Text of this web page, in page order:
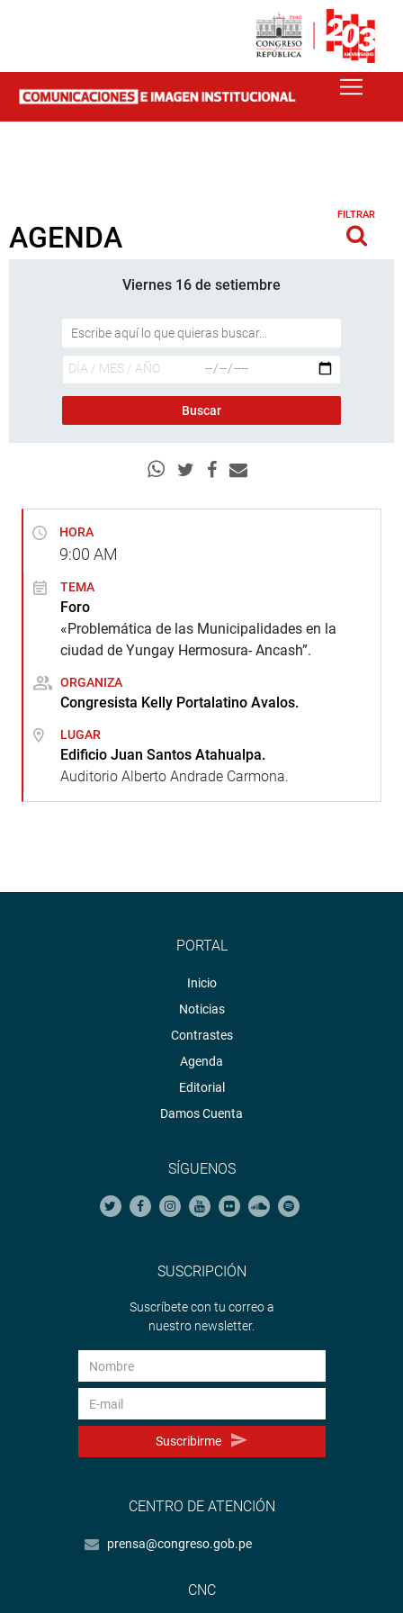
AGENDA
FILTRAR
Viernes 16 de setiembre
HORA
9:00 AM
TEMA
Foro
«Problemática de las Municipalidades en la
ciudad de Yungay Hermosura- Ancash”.
ORGANIZA
Congresista Kelly Portalatino Avalos.
LUGAR
Edificio Juan Santos Atahualpa.
Auditorio Alberto Andrade Carmona.
PORTAL
Inicio
Noticias
Contrastes
Agenda
Editorial
Damos Cuenta
SÍGUENOS
SUSCRIPCIÓN
Suscríbete con tu correo a
nuestro newsletter.
Suscribirme
CENTRO DE ATENCIÓN
prensa@congreso.gob.pe
CNC